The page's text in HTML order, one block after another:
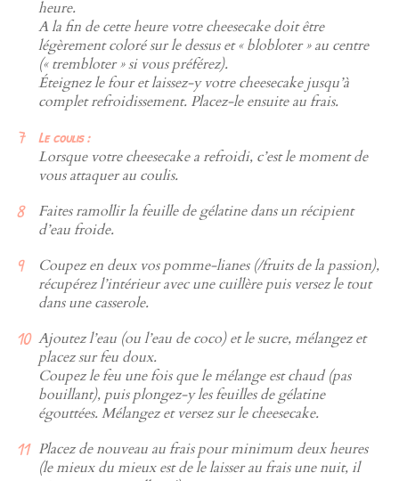
heure.
A la fin de cette heure votre cheesecake doit être
légèrement coloré sur le dessus et « blobloter » au centre
(« trembloter » si vous préférez).
Éteignez le four et laissez-y votre cheesecake jusqu’à
complet refroidissement. Placez-le ensuite au frais.
Le coulis :
Lorsque votre cheesecake a refroidi, c’est le moment de
vous attaquer au coulis.
Faites ramollir la feuille de gélatine dans un récipient
d’eau froide.
Coupez en deux vos pomme-lianes (/fruits de la passion),
récupérez l’intérieur avec une cuillère puis versez le tout
dans une casserole.
Ajoutez l’eau (ou l’eau de coco) et le sucre, mélangez et
placez sur feu doux.
Coupez le feu une fois que le mélange est chaud (pas
bouillant), puis plongez-y les feuilles de gélatine
égouttées. Mélangez et versez sur le cheesecake.
Placez de nouveau au frais pour minimum deux heures
(le mieux du mieux est de le laisser au frais une nuit, il